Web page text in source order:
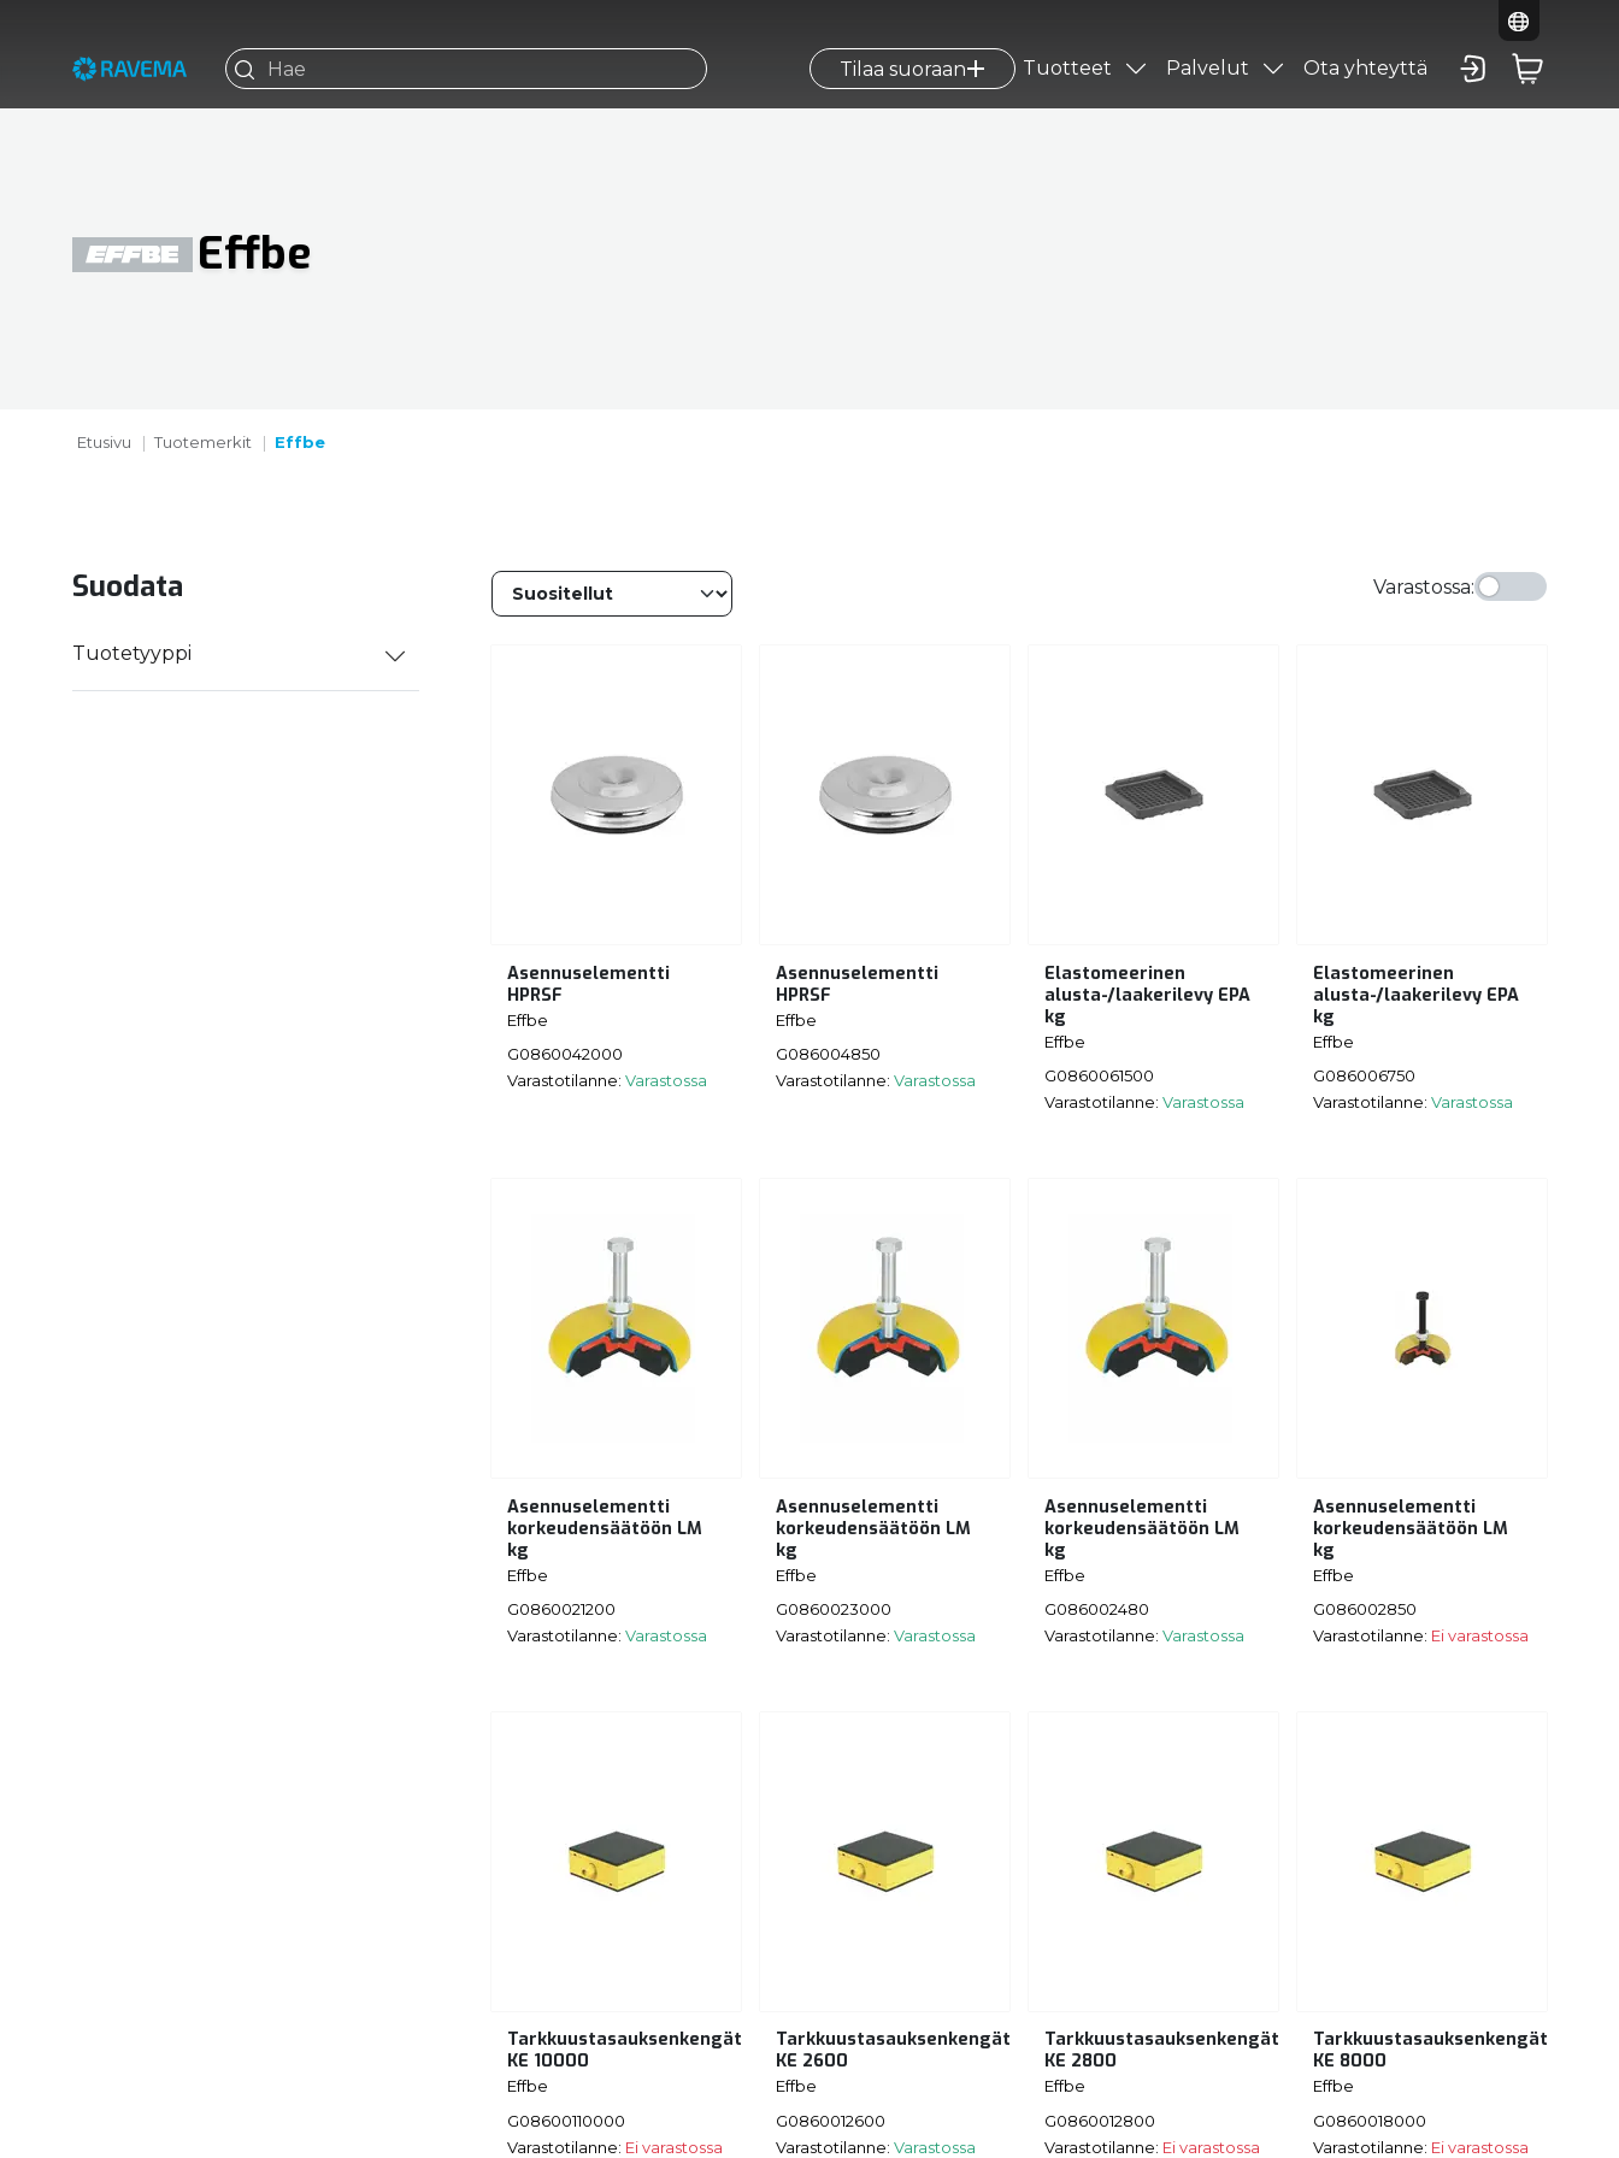
Tilaa suoraan Tuotteet Palvelut Ota yhteyttä
Etusivu Tuotemerkit Effbe
Effbe
Suodata
Tuotetyyppi
Varastossa:
Asennuselementti
HPRSF
Effbe
G0860042000
Varastotilanne: Varastossa
Asennuselementti
HPRSF
Effbe
G086004850
Varastotilanne: Varastossa
Elastomeerinen
alusta-/laakerilevy EPA
kg
Effbe
G0860061500
Varastotilanne: Varastossa
Elastomeerinen
alusta-/laakerilevy EPA
kg
Effbe
G086006750
Varastotilanne: Varastossa
Asennuselementti
korkeudensäätöön LM
kg
Effbe
G0860021200
Varastotilanne: Varastossa
Asennuselementti
korkeudensäätöön LM
kg
Effbe
G0860023000
Varastotilanne: Varastossa
Asennuselementti
korkeudensäätöön LM
kg
Effbe
G086002480
Varastotilanne: Varastossa
Asennuselementti
korkeudensäätöön LM
kg
Effbe
G086002850
Varastotilanne: Ei varastossa
Tarkkuustasauksenkengät
KE 10000
Effbe
G08600110000
Varastotilanne: Ei varastossa
Tarkkuustasauksenkengät
KE 2600
Effbe
G0860012600
Varastotilanne: Varastossa
Tarkkuustasauksenkengät
KE 2800
Effbe
G0860012800
Varastotilanne: Ei varastossa
Tarkkuustasauksenkengät
KE 8000
Effbe
G0860018000
Varastotilanne: Ei varastossa